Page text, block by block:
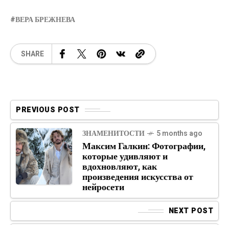
ВЕРА БРЕЖНЕВА
SHARE
PREVIOUS POST
ЗНАМЕНИТОСТИ 5 months ago
Максим Галкин: Фотографии,
которые удивляют и
вдохновляют, как
произведения искусства от
нейросети
NEXT POST